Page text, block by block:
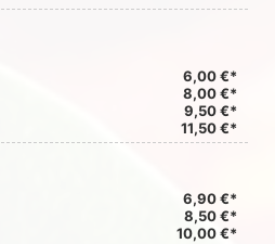
6,00 €*
8,00 €*
9,50 €*
11,50 €*
6,90 €*
8,50 €*
10,00 €*